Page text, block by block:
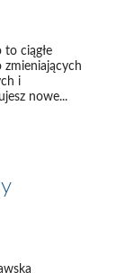
to ciągłe
i
nowe...